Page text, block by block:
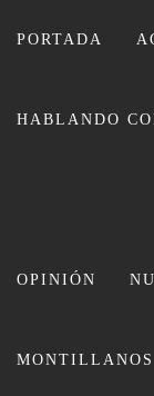
PORTADA
HABLANDO
OPINIÓN